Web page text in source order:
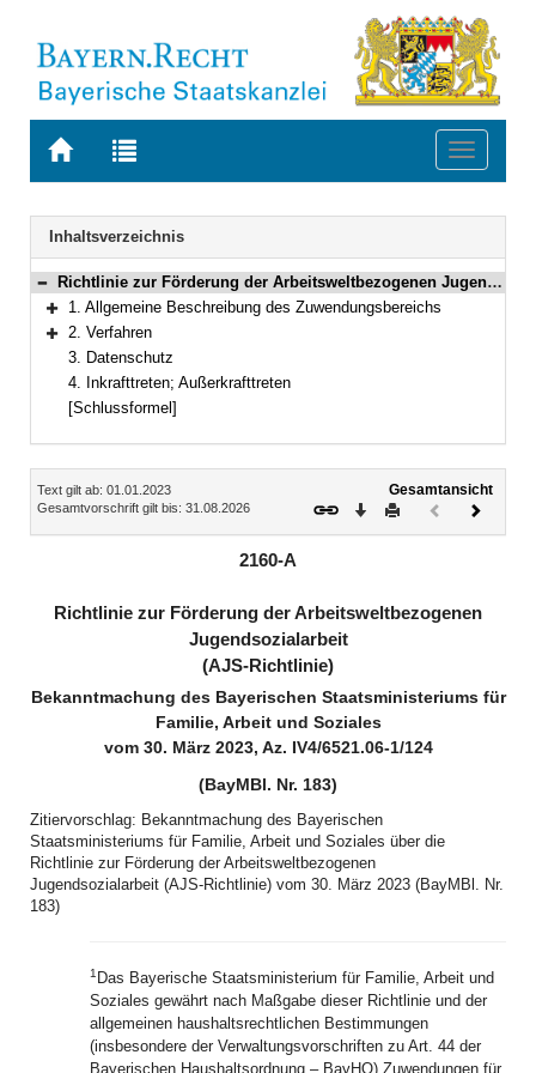
Zur
BAYERN.RECHT
Zur
letzten
Suche
Toggle
Navigation
Inhaltsverzeichnis
Bereich reduzieren
Richtlinie zur Förderung der Arbeitsweltbezogenen Jugendsozialarbeit
Bereich erweitern
1. Allgemeine Beschreibung des Zuwendungsbereichs
Bereich erweitern
2. Verfahren
3. Datenschutz
4. Inkrafttreten; Außerkrafttreten
[Schlussformel]
Inhalt
Text gilt ab: 01.01.2023
Gesamtvorschrift gilt bis: 31.08.2026
Gesamtansicht
Download
DruckenVorheriges
2160-A
Richtlinie zur Förderung der Arbeitsweltbezogenen
Jugendsozialarbeit
(AJS-Richtlinie)
Bekanntmachung des Bayerischen Staatsministeriums für
Familie, Arbeit und Soziales
vom 30. März 2023, Az. IV4/6521.06-1/124
(BayMBl. Nr. 183)
Zitiervorschlag: Bekanntmachung des Bayerischen
Staatsministeriums für Familie, Arbeit und Soziales über die
Richtlinie zur Förderung der Arbeitsweltbezogenen
Jugendsozialarbeit (AJS-Richtlinie) vom 30. März 2023 (BayMBl. Nr.
183)
1 Das Bayerische Staatsministerium für Familie, Arbeit und
Soziales gewährt nach Maßgabe dieser Richtlinie und der
allgemeinen haushaltsrechtlichen Bestimmungen
(insbesondere der Verwaltungsvorschriften zu Art. 44 der
Bayerischen Haushaltsordnung – BayHO) Zuwendungen für